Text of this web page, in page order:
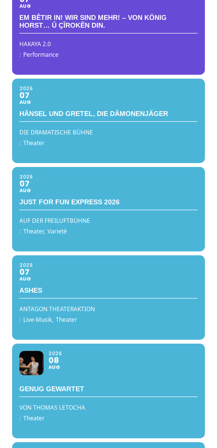
AUG
EM BÊTIR IN! WIR SIND MEHR! – VON KÖNIG
HORST… Û ÇÎROKÊN DIN.
HAKAYA 2.0
: Performance
2026
07
AUG
HÄNSEL UND GRETEL, DIE DÄMONENJÄGER
DIE DRAMATISCHE BÜHNE
: Theater
2026
07
AUG
JUST FOR FUN EXPRESS 2026
AUF DER FREILUFTBÜHNE
: Theater, Varieté
2026
07
AUG
ASHES
ANTAGON THEATERAKTION
: Live-Musik, Theater
2026
08
AUG
GENUG GEWARTET
VON THOMAS LETOCHA
: Theater